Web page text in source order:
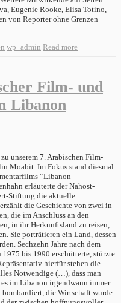
Eugenie Rooke, Elisa Totino,
von Reporter ohne Grenzen
wp_admin Read more
Film- und
Libanon
unserem 7. Arabischen Film-
Moabit. Im Fokus stand diesmal
“Libanon –
erläuterte der Nahost-
Stiftung die aktuelle
die Geschichte von zwei in
die im Anschluss an den
in ihr Herkunftsland zu reisen,
Sie porträtieren ein Land, dessen
Sechzehn Jahre nach dem
bis 1990 erschütterte, stürzte
hierfür stehen die
Notwendige (…), dass man
im Libanon irgendwann immer
die Wirtschaft wurde